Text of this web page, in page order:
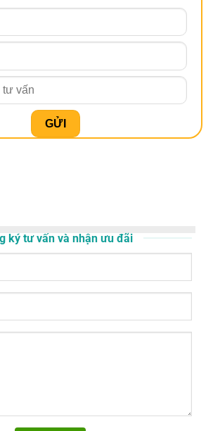
ký tư vấn và nhận ưu đãi